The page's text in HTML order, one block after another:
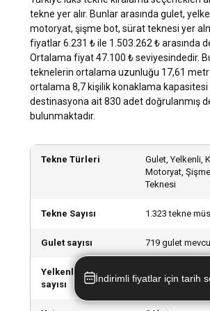
kiralayabilirsiniz. Ancak, daha rahat bir
rotayı daha iyi bilen biriyle seyahat
kaptanlı tekne kiralamanız önerilir.
Türkiye lokasyonunda mürettebatlı
mürettebatsız mı lüks tekne
Mürettebatlı tekne kiralamanın büyük
imkanıdır. Fakat, mürettebatsız tekne
özgürlük ve mahremiyet sunar.
yanınıza neler almalısınız?
kremi, su sporları malzemeleri ve hafif
günlük gereçler yanınıza almanız
malzemeler, deneyiminizi daha keyifli
tekne yer alır. Bunlar arasında gulet,
motoryat, şişme bot, sürat teknesi yer
fiyatlar 6.231 ₺ ile 1.503.262 ₺ arasında
Ortalama fiyat 47.100 ₺ seviyesindedir.
teknelerin ortalama uzunluğu 17,61
ortalama 8,7 kişilik konaklama kapasitesi
destinasyona ait 830 adet doğrulanmış
bulunmaktadır.
Tekne Türleri
Gulet, Yelkenli,
Motoryat,
Teknesi
Tekne Sayısı 1.323 tekne
Gulet sayısı 719 gulet
Yelkenli tekne
sayısı
242 yelkenli
İndirimli fiyatlar için tarih